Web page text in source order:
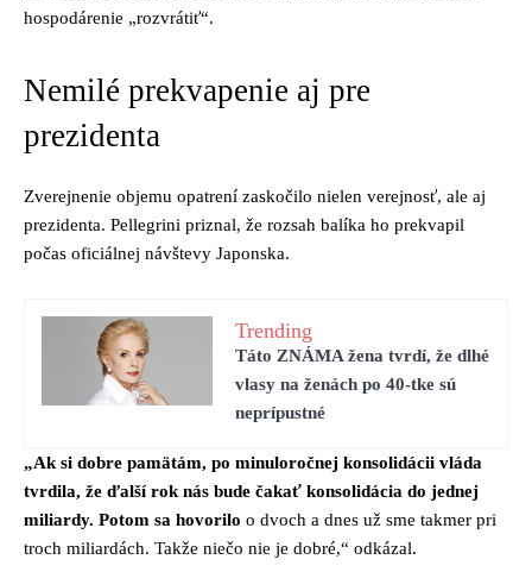
hospodárenie „rozvrátiť“.
Nemilé prekvapenie aj pre
prezidenta
Zverejnenie objemu opatrení zaskočilo nielen verejnosť, ale aj
prezidenta. Pellegrini priznal, že rozsah balíka ho prekvapil
počas oficiálnej návštevy Japonska.
Trending
Táto ZNÁMA žena tvrdí, že dlhé
vlasy na ženách po 40-tke sú
neprípustné
„Ak si dobre pamätám, po minuloročnej konsolidácii vláda
tvrdila, že ďalší rok nás bude čakať konsolidácia do jednej
miliardy. Potom sa hovorilo o dvoch a dnes už sme takmer pri
troch miliardách. Takže niečo nie je dobré,“ odkázal.